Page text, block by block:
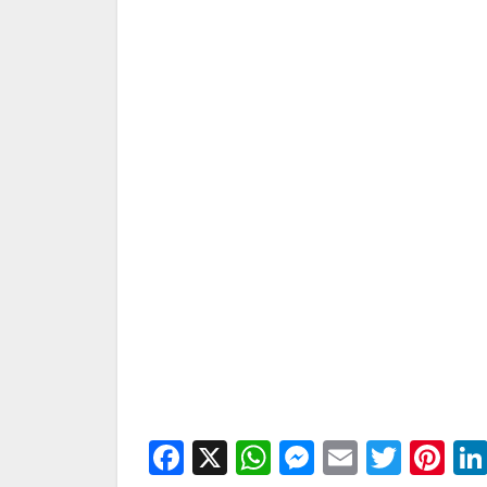
Facebook
X WhatsApp
Messenger
Email